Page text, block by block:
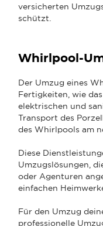
versicherten
schützt.
Whirlpool-
Der Umzug eines
Fertigkeiten, wie
elektrischen und
Transport des
des Whirlpools am
Diese
Umzugslösungen,
oder Agenturen
einfachen
Für den Umzug
professionelle